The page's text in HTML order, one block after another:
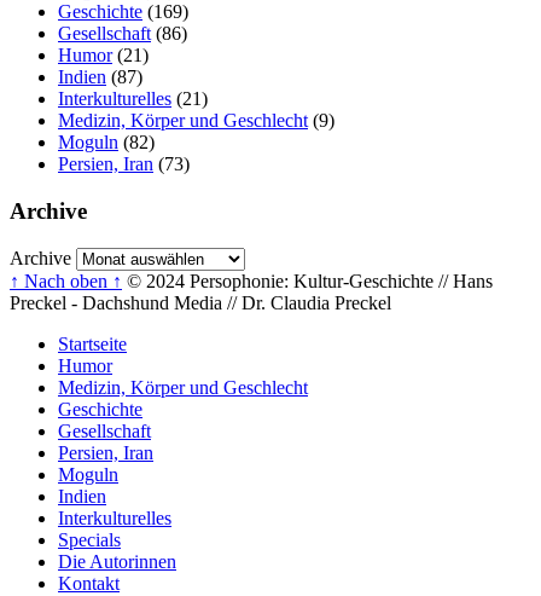
Geschichte (169)
Gesellschaft (86)
Humor(21)
Indien (87)
Interkulturelles (21)
Medizin, Körper und Geschlecht (9)
Moguln (82)
Persien, Iran (73)
Archive
Archive
↑ Nach oben ↑ © 2024 Persophonie: Kultur-Geschichte // Hans
Preckel - Dachshund Media // Dr. Claudia Preckel
Startseite
Humor
Medizin, Körper und Geschlecht
Geschichte
Gesellschaft
Persien, Iran
Moguln
Indien
Interkulturelles
Specials
Die Autorinnen
Kontakt